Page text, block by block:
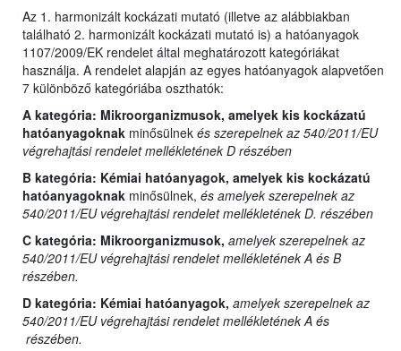
Az 1. harmonizált kockázati mutató (illetve az alábbiakban
található 2. harmonizált kockázati mutató is) a hatóanyagok
1107/2009/EK rendelet által meghatározott kategóriákat
használja. A rendelet alapján az egyes hatóanyagok alapvetően
7 különböző kategóriába oszthatók:
A kategória: Mikroorganizmusok, amelyek kis kockázatú
hatóanyagoknak minősülnek és szerepelnek az 540/2011/EU
végrehajtási rendelet mellékletének D részében
B kategória: Kémiai hatóanyagok, amelyek kis kockázatú
hatóanyagoknak minősülnek, és amelyek szerepelnek az
540/2011/EU végrehajtási rendelet mellékletének D. részében
C kategória: Mikroorganizmusok, amelyek szerepelnek az
540/2011/EU végrehajtási rendelet mellékletének A és B
részében.
D kategória: Kémiai hatóanyagok, amelyek szerepelnek az
540/2011/EU végrehajtási rendelet mellékletének A és
részében.